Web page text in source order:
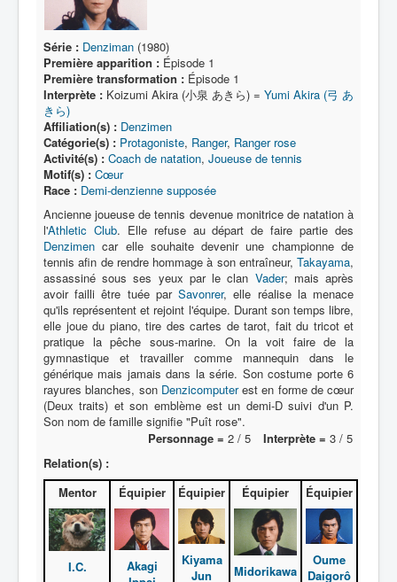
Série : Denziman (1980)
Première apparition : Épisode 1
Première transformation : Épisode 1
Interprète : Koizumi Akira (小泉 あきら) = Yumi Akira (弓 あ
きら)
Affiliation(s) : Denzimen
Catégorie(s) : Protagoniste, Ranger, Ranger rose
Activité(s) : Coach de natation, Joueuse de tennis
Motif(s) : Cœur
Race : Demi-denzienne supposée
Ancienne joueuse de tennis devenue monitrice de natation à
l'Athletic Club. Elle refuse au départ de faire partie des
Denzimen car elle souhaite devenir une championne de
tennis afin de rendre hommage à son entraîneur, Takayama,
assassiné sous ses yeux par le clan Vader; mais après
avoir failli être tuée parSavonrer, elle réalise la menace
qu'ils représentent et rejoint l'équipe. Durant son temps libre,
elle joue du piano, tire des cartes de tarot, fait du tricot et
pratique la pêche sous-marine. On la voit faire de la
gymnastique et travailler comme mannequin dans le
générique mais jamais dans la série. Son costume porte 6
rayures blanches, son Denzicomputerest en forme de cœur
(Deux traits) et son emblème est un demi-D suivi d'un P.
Son nom de famille signifie "Puît rose".
Personnage = 2 / 5 Interprète = 3 / 5
Relation(s) :
Mentor
I.C.
Équipier
Akagi
Équipier
Kiyama
Jun
Équipier
Midorikawa
Équipier
Oume
Daigorô